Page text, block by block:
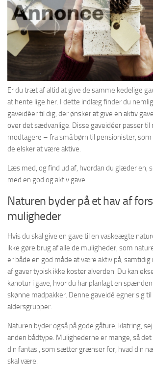
Er du træt af altid at give de samme kedelige
at hente lige her. I dette indlæg finder du
gaveidéer til dig, der ønsker at give en aktiv
over det sædvanlige. Disse gaveidéer passer til
modtagere – fra små børn til pensionister,
de elsker at være aktive.
Læs med, og find ud af, hvordan du glæder en,
med en god og aktiv gave.
Naturen byder på et hav af
muligheder
Hvis du skal give en gave til en vaskeægte
ikke gøre brug af alle de muligheder, som
er både en god måde at være aktiv på,
af gaver typisk ikke koster alverden. Du kan
kanotur i gave, hvor du har planlagt en
skønne madpakker. Denne gaveidé egner sig
aldersgrupper.
Naturen byder også på gode gåture, klatring,
anden bådtype. Mulighederne er mange, så
din fantasi, som sætter grænser for, hvad din
skal være.